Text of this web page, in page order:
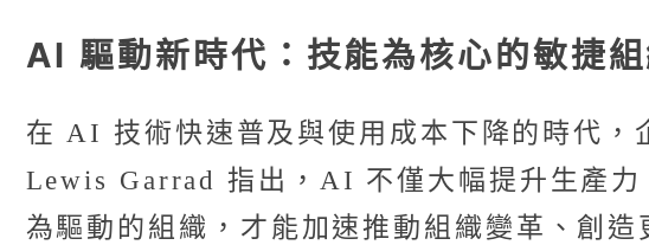
AI 驅動新時代：技能為核心的敏捷
在 AI 技術快速普及與使用成本下降的時代
Lewis Garrad 指出，AI 不僅大幅提升生產力
為驅動的組織，才能加速推動組織變革、創